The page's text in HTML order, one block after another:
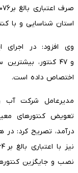
استان شناسایی و با
و ۴۷ کنتور،
اختصاص داده است.
مدیرعامل شرکت آب
تعویض کنتورهای
نصب و جایگزین